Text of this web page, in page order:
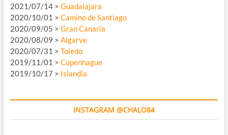
2021/07/14 > Guadalajara
2020/10/01 > Camino de Santiago
2020/09/05 > Gran Canaria
2020/08/09 > Algarve
2020/07/31 > Toledo
2019/11/01 > Copenhague
2019/10/17 > Islandia
INSTAGRAM @CHALO84